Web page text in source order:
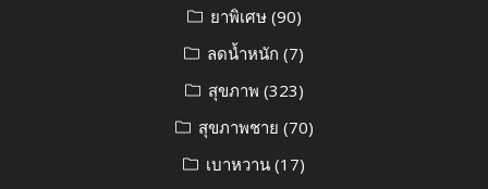
ยาพิเศษ(90)
ลดน้ำหนัก (7)
สุขภาพ (323)
สุขภาพชาย (70)
เบาหวาน (17)